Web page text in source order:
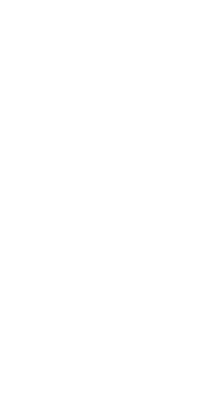
“La apnea del sueño
mucha gente no sabe
minutos de duración
resalta el especialista,
hacer una poligrafía
roncopatía simple o
Los síntomas
pareja o
frecuentes e incluso
presentan cefalea,
lo que disminuye su
Además, la apnea del
arritmias, accidentes
somnolencia durante